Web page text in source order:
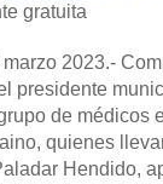
gratuita
2023.-
presidente
de médicos
quienes
Hendido,